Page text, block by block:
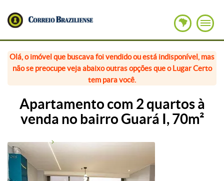
Olá, o imóvel que buscava foi vendido ou está indisponível, mas
não se preocupe veja abaixo outras opções que o Lugar Certo
tem para você.
Apartamento com 2 quartos à
venda no bairro Guará I, 70m²